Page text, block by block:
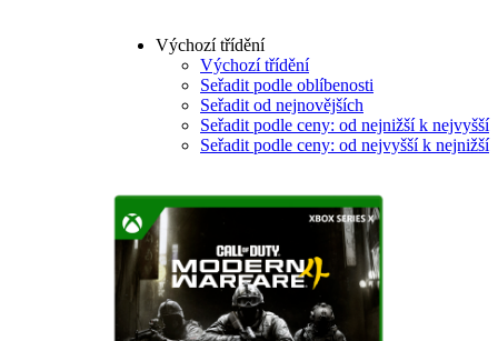
Výchozí třídění
Výchozí třídění
Seřadit podle oblíbenosti
Seřadit od nejnovějších
Seřadit podle ceny: od nejnižší k nejvyšší
Seřadit podle ceny: od nejvyšší k nejnižší